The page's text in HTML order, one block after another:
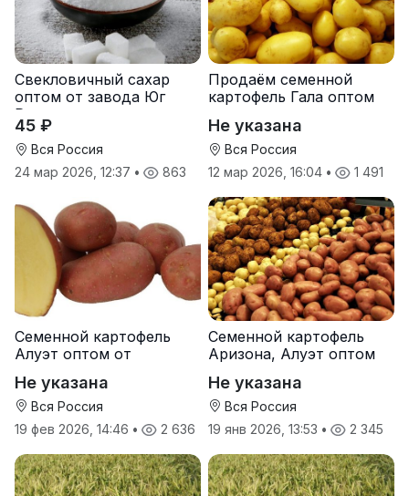
Свекловичный сахар
оптом от завода Юг
Руси
45 ₽
Вся Россия
24 мар 2026, 12:37 • 863
Продаём семенной
картофель Гала оптом
Не указана
Вся Россия
12 мар 2026, 16:04 • 1 491
Семенной картофель
Алуэт оптом от
Не указана
Вся Россия
19 фев 2026, 14:46 • 2 636
Семенной картофель
Аризона, Алуэт оптом
Не указана
Вся Россия
19 янв 2026, 13:53 • 2 345